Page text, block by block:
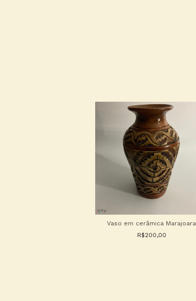
Vaso em cerâmica Marajoara
R$200,00